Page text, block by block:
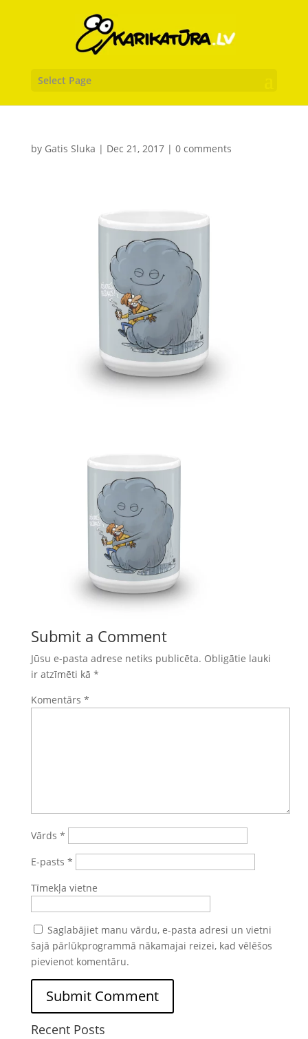
Select Page
by Gatis Sluka | Dec 21, 2017| 0 comments
Submit a Comment
Jūsu e-pasta adrese netiks publicēta. Obligātie lauki
ir atzīmēti kā *
Komentārs *
Vārds *
E-pasts *
Tīmekļa vietne
Saglabājiet manu vārdu, e-pasta adresi un vietni
šajā pārlūkprogrammā nākamajai reizei, kad vēlēšos
pievienot komentāru.
Recent Posts